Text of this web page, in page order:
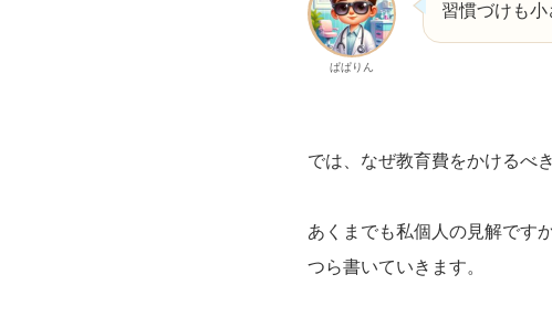
ぱぱりん
習慣づけも小
では、なぜ教育費をかけるべ
あくまでも私個人の見解です
つら書いていきます。